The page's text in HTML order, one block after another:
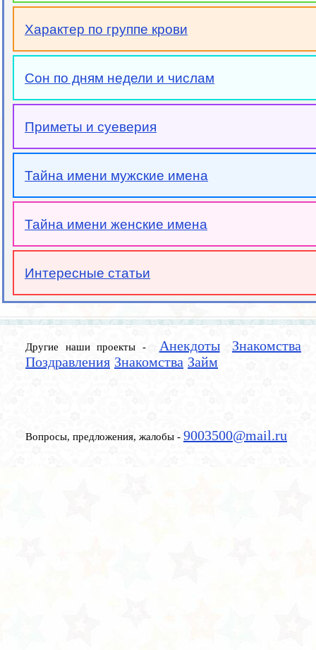
Характер по группе крови
Сон по дням недели и числам
Приметы и суеверия
Тайна имени мужские имена
Тайна имени женские имена
Интересные статьи
Другие наши проекты - Анекдоты
Знакомства
Поздравления Знакомства Займ
Вопросы, предложения, жалобы - 9003500@mail.ru